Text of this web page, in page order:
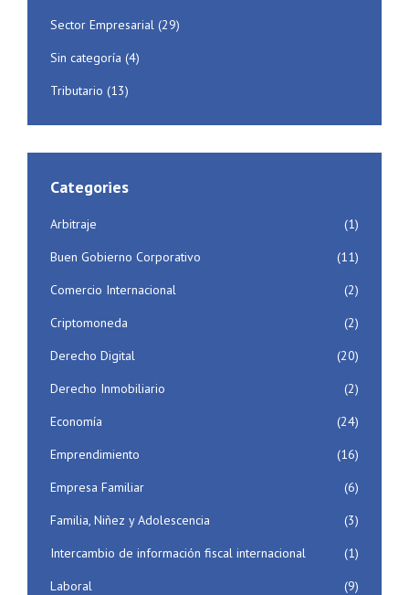
Sector Empresarial (29)
Sin categoría (4)
Tributario (13)
Categories
Arbitraje
(1)
Buen Gobierno Corporativo
(11)
Comercio Internacional
(2)
Criptomoneda
(2)
Derecho Digital
(20)
Derecho Inmobiliario
(2)
Economía
(24)
Emprendimiento
(16)
Empresa Familiar
(6)
Familia, Niñez y Adolescencia
(3)
Intercambio de información fiscal internacional
(1)
Laboral
(9)